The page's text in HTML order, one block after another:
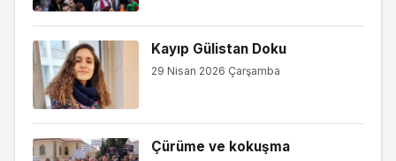
Kayıp Gülistan Doku
29 Nisan 2026 Çarşamba
Çürüme ve kokuşma